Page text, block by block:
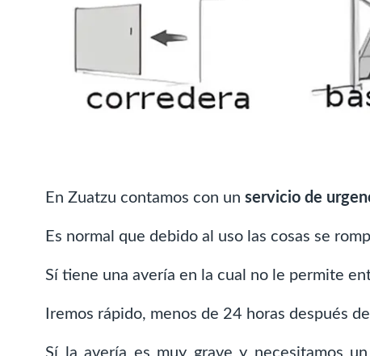
En Zuatzu contamos con unservicio de
Es normal que debido al uso las cosas se
Sí tiene una avería en la cual no le permite
Iremos rápido, menos de 24 horas después
Sí la avería es muy grave y necesitamos